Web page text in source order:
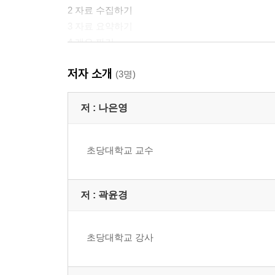
2 자료 수집하기
4 개요 짜기
6 다듬기
제3부 글쓰기의 실제
2 보고하는 글쓰기
참고 문헌
저자 소개 (3명)
저 : 나은영
초당대학교 교수
저 : 곽윤경
초당대학교 강사